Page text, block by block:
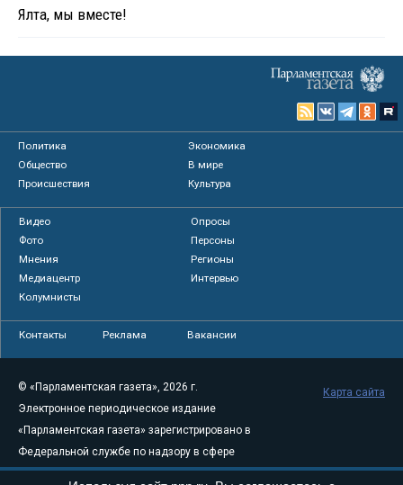
Ялта, мы вместе!
Политика
Экономика
Общество
В мире
Происшествия
Культура
Видео
Опросы
Фото
Персоны
Мнения
Регионы
Медиацентр
Интервью
Колумнисты
Контакты Реклама Вакансии
© «Парламентская газета», 2026 г.
Электронное периодическое издание
«Парламентская газета» зарегистрировано в
Федеральной службе по надзору в сфере
связи, информационных технологий и
Карта сайта